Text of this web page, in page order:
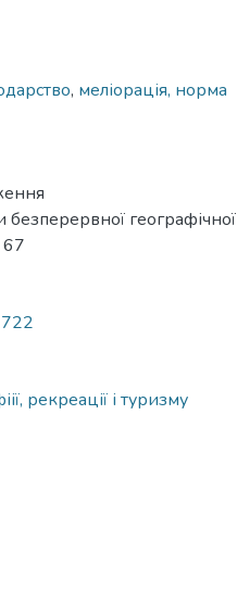
, меліорація, норма
географічної
67
рекреації і туризму